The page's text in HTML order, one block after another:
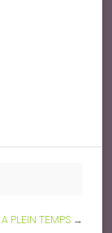
A PLEIN TEMPS →